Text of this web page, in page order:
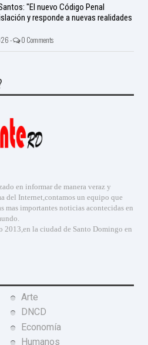
"El nuevo Código Penal
y responde a nuevas realidades
- 0 Comments
en informar de manera veraz y
del Internet,contamos un equipo que
mas importantes noticias acontecidas en
2013,en la ciudad de Santo Domingo en
Arte
DNCD
Economía
Humanos